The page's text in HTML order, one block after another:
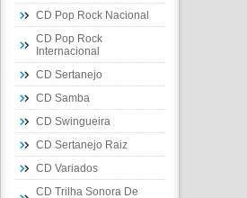
CD Pop Rock Nacional
CD Pop Rock
Internacional
CD Sertanejo
CD Samba
CD Swingueira
CD Sertanejo Raiz
CD Variados
CD Trilha Sonora De